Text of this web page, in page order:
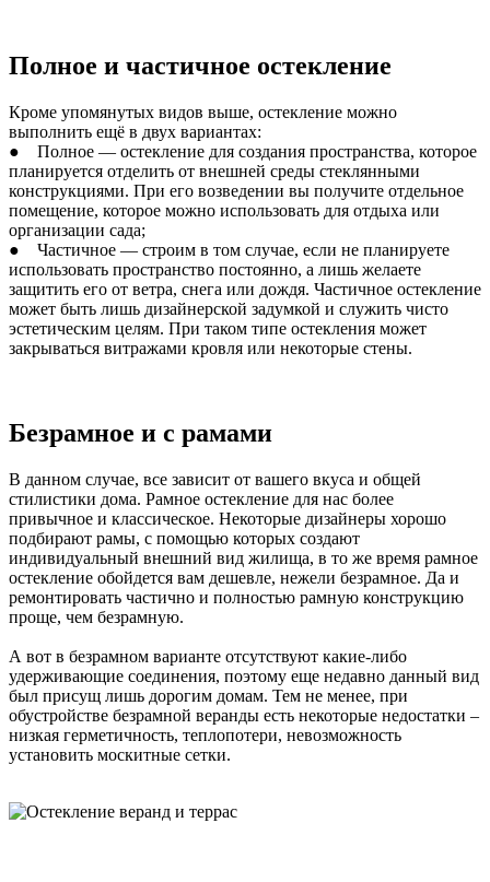
Полное и частичное остекление
Кроме упомянутых видов выше, остекление можно
выполнить ещё в двух вариантах:
● Полное — остекление для создания пространства, которое
планируется отделить от внешней среды стеклянными
конструкциями. При его возведении вы получите отдельное
помещение, которое можно использовать для отдыха или
организации сада;
● Частичное — строим в том случае, если не планируете
использовать пространство постоянно, а лишь желаете
защитить его от ветра, снега или дождя. Частичное остекление
может быть лишь дизайнерской задумкой и служить чисто
эстетическим целям. При таком типе остекления может
закрываться витражами кровля или некоторые стены.
Безрамное и с рамами
В данном случае, все зависит от вашего вкуса и общей
стилистики дома. Рамное остекление для нас более
привычное и классическое. Некоторые дизайнеры хорошо
подбирают рамы, с помощью которых создают
индивидуальный внешний вид жилища, в то же время рамное
остекление обойдется вам дешевле, нежели безрамное. Да и
ремонтировать частично и полностью рамную конструкцию
проще, чем безрамную.
А вот в безрамном варианте отсутствуют какие-либо
удерживающие соединения, поэтому еще недавно данный вид
был присущ лишь дорогим домам. Тем не менее, при
обустройстве безрамной веранды есть некоторые недостатки –
низкая герметичность, теплопотери, невозможность
установить москитные сетки.